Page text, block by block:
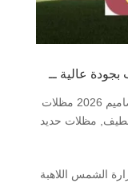
بجودة عالية ــ
تصاميم 2026 مظلات
, مظلات حديد
الشمس اللاهبة